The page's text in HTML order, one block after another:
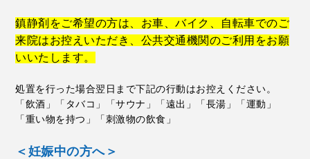
鎮静剤をご希望の方は、お車、バイク、自転車でのご
来院はお控えいただき、公共交通機関のご利用をお願
いいたします。
処置を行った場合翌日まで下記の行動はお控えください。
「飲酒」「タバコ」「サウナ」「遠出」「長湯」「運動」
「重い物を持つ」「刺激物の飲食」
＜妊娠中の方へ＞